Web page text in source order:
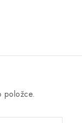
položce.